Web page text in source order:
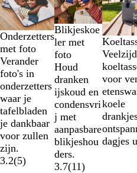
Onderzetters
met foto
Verander
foto's in
onderzetters
waar je
tafelbladen
je dankbaar
voor zullen
zijn.
3.2(5)
Blikjeskoe
ler met
foto
Houd
dranken
ijskoud en
condensvri
j met
aanpasbare
blikjeshou
ders.
3.7(11)
Z
w
a
r
t
B
l
a
u
w
G
r
i
j
s
voor
koele
dagjes
t/m
2
van
5